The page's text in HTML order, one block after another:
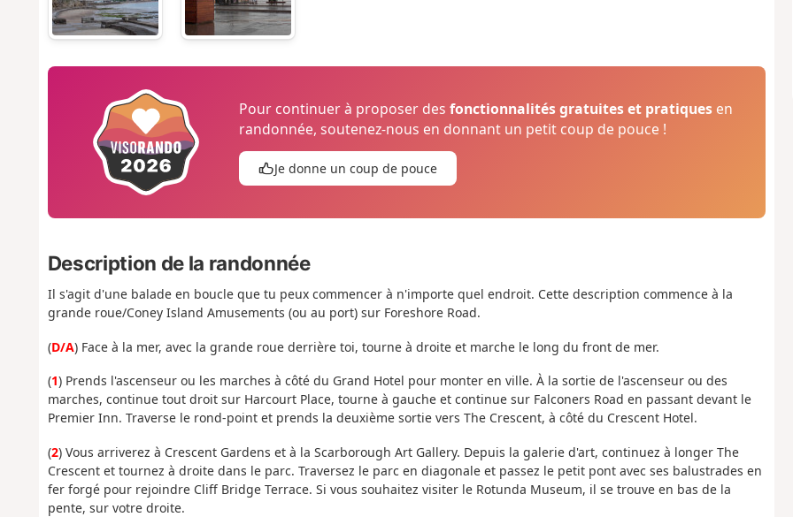
Pour continuer à proposer desfonctionnalités gratuites et pratiques en
randonnée, soutenez-nous en donnant un petit coup de pouce !
Je donne un coup de pouce
Description de la randonnée
Il s'agit d'une balade en boucle que tu peux commencer à n'importe quel endroit. Cette description commence à la
grande roue/Coney Island Amusements (ou au port) sur Foreshore Road.
(D/A) Face à la mer, avec la grande roue derrière toi, tourne à droite et marche le long du front de mer.
(1) Prends l'ascenseur ou les marches à côté du Grand Hotel pour monter en ville. À la sortie de l'ascenseur ou des
marches, continue tout droit sur Harcourt Place, tourne à gauche et continue sur Falconers Road en passant devant le
Premier Inn. Traverse le rond-point et prends la deuxième sortie vers The Crescent, à côté du Crescent Hotel.
(2) Vous arriverez à Crescent Gardens et à la Scarborough Art Gallery. Depuis la galerie d'art, continuez à longer The
Crescent et tournez à droite dans le parc. Traversez le parc en diagonale et passez le petit pont avec ses balustrades en
fer forgé pour rejoindre Cliff Bridge Terrace. Si vous souhaitez visiter le Rotunda Museum, il se trouve en bas de la
pente, sur votre droite.